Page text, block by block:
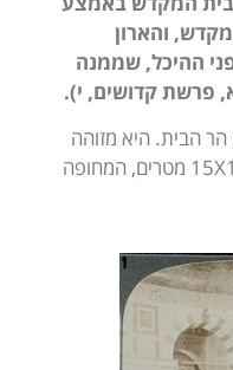
והארון
ההיכל, שממנה
פרשת קדושים, י).
הבית. היא מזוהה
כיום עם המשטח הסלעי, בהיקף 15X12 מטרים, המחופה